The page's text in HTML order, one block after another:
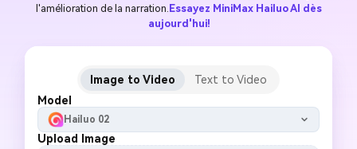
l'amélioration de la narration. Essayez MiniMax Hailuo AI dès
aujourd'hui!
Image to Video
Text to Video
Model
Hailuo 02
Upload Image